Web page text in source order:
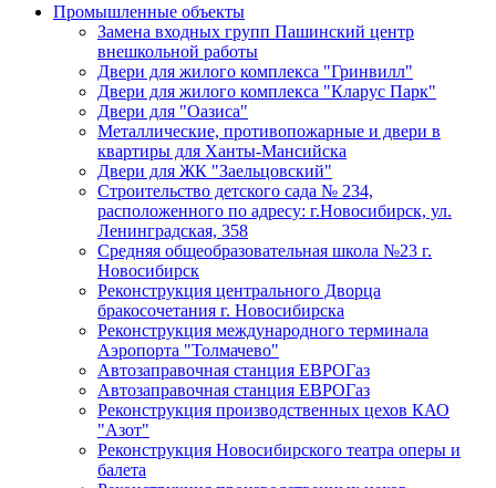
Промышленные объекты
Замена входных групп Пашинский центр
внешкольной работы
Двери для жилого комплекса "Гринвилл"
Двери для жилого комплекса "Кларус Парк"
Двери для "Оазиса"
Металлические, противопожарные и двери в
квартиры для Ханты-Мансийска
Двери для ЖК "Заельцовский"
Строительство детского сада № 234,
расположенного по адресу: г.Новосибирск, ул.
Ленинградская, 358
Средняя общеобразовательная школа №23 г.
Новосибирск
Реконструкция центрального Дворца
бракосочетания г. Новосибирска
Реконструкция международного терминала
Аэропорта "Толмачево"
Автозаправочная станция ЕВРОГаз
Автозаправочная станция ЕВРОГаз
Реконструкция производственных цехов КАО
"Азот"
Реконструкция Новосибирского театра оперы и
балета